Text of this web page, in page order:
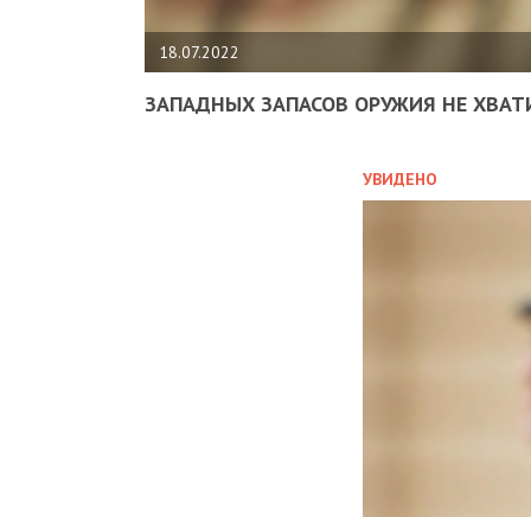
18.07.2022
ЗАПАДНЫХ ЗАПАСОВ ОРУЖИЯ НЕ
УВИДЕНО